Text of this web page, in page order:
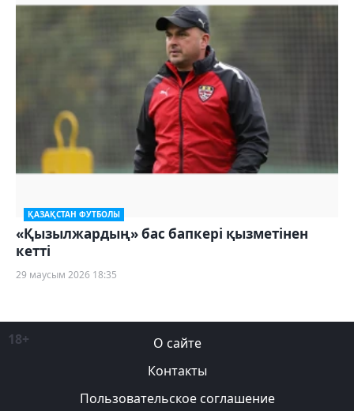
ҚАЗАҚСТАН ФУТБОЛЫ
«Қызылжардың» бас бапкері қызметінен
кетті
29 маусым 2026 18:35
18+
О сайте
Контакты
Пользовательское соглашение